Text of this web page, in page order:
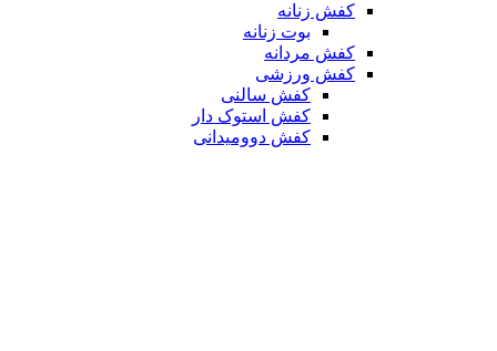
کفش زنانه
بوت زنانه
کفش مردانه
کفش ورزشی
کفش سالنی
کفش استوک دار
کفش دوومیدانی